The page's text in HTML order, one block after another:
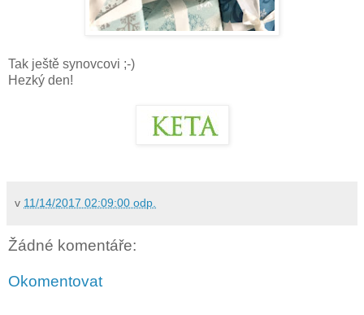
Tak ještě synovcovi ;-)
Hezký den!
v 11/14/2017 02:09:00 odp.
Žádné komentáře:
Okomentovat